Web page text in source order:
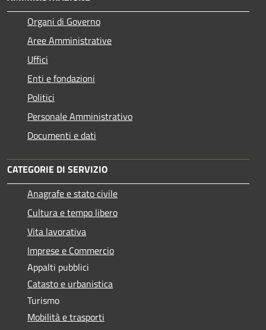
Organi di Governo
Aree Amministrative
Uffici
Enti e fondazioni
Politici
Personale Amministrativo
Documenti e dati
CATEGORIE DI SERVIZIO
Anagrafe e stato civile
Cultura e tempo libero
Vita lavorativa
Imprese e Commercio
Appalti pubblici
Catasto e urbanistica
Turismo
Mobilità e trasporti